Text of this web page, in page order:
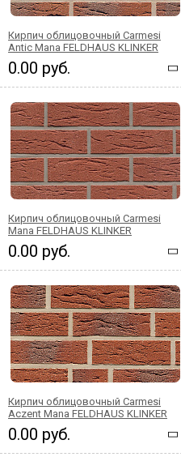
Кирпич облицовочный Carmesi
Antic Mana FELDHAUS KLINKER
0.00 руб.
Кирпич облицовочный Carmesi
Mana FELDHAUS KLINKER
0.00 руб.
Кирпич облицовочный Carmesi
Aczent Mana FELDHAUS KLINKER
0.00 руб.